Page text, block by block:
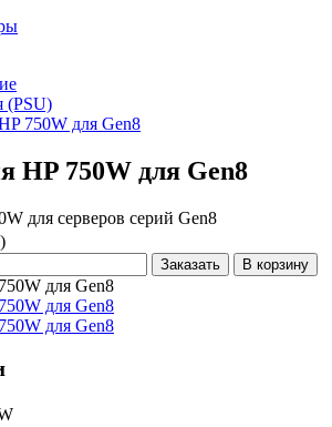
(PSU)
750W для Gen8
HP 750W для Gen8
для серверов серий Gen8
Заказать В корзину